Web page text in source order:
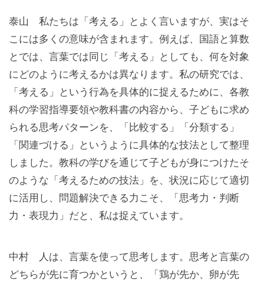
泰山 私たちは「考える」とよく言いますが、実はそ
こには多くの意味が含まれます。例えば、国語と算数
とでは、言葉では同じ「考える」としても、何を対象
にどのように考えるかは異なります。私の研究では、
「考える」という行為を具体的に捉えるために、各教
科の学習指導要領や教科書の内容から、子どもに求め
られる思考パターンを、「比較する」「分類する」
「関連づける」というように具体的な技法として整理
しました。教科の学びを通じて子どもが身につけたそ
のような「考えるための技法」を、状況に応じて適切
に活用し、問題解決できる力こそ、「思考力・判断
力・表現力」だと、私は捉えています。
中村 人は、言葉を使って思考します。思考と言葉の
どちらが先に育つかというと、「鶏が先か、卵が先